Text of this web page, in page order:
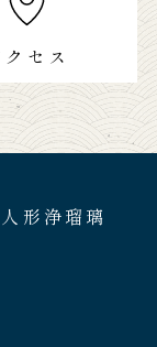
クセス
形浄瑠璃